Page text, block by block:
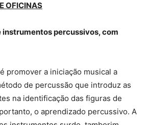
OFICINAS
instrumentos percussivos, com
promover a iniciação musical a
de percussão que introduz as
na identificação das figuras de
o aprendizado percussivo. A